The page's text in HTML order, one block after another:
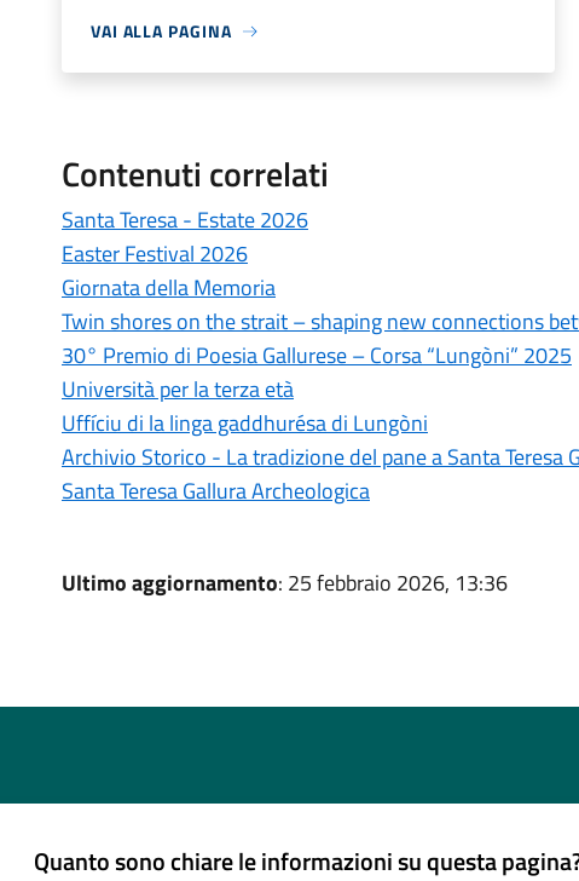
VAI ALLA PAGINA
Contenuti correlati
Santa Teresa - Estate 2026
Easter Festival 2026
Giornata della Memoria
Twin shores on the strait – shaping new connections
30° Premio di Poesia Gallurese – Corsa “Lungòni” 2025
Università per la terza età
Uffíciu di la linga gaddhurésa di Lungòni
Archivio Storico - La tradizione del pane a Santa Teresa
Santa Teresa Gallura Archeologica
Ultimo aggiornamento: 25 febbraio 2026, 13:36
Quanto sono chiare le informazioni su questa